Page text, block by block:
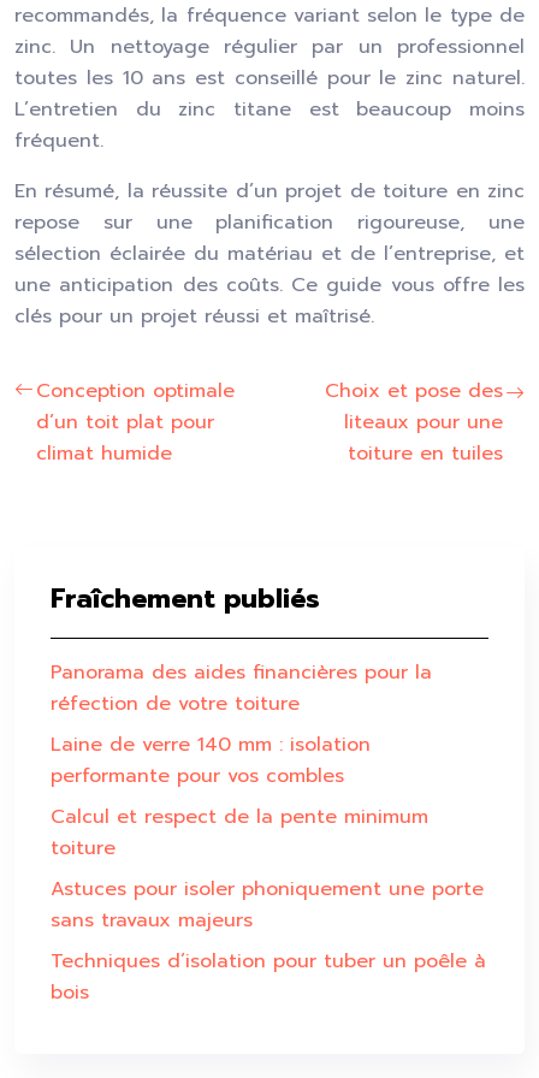
recommandés, la fréquence variant selon le type de
zinc. Un nettoyage régulier par un professionnel
toutes les 10 ans est conseillé pour le zinc naturel.
L’entretien du zinc titane est beaucoup moins
fréquent.
En résumé, la réussite d’un projet de toiture en zinc
repose sur une planification rigoureuse, une
sélection éclairée du matériau et de l’entreprise, et
une anticipation des coûts. Ce guide vous offre les
clés pour un projet réussi et maîtrisé.
Conception optimale
d’un toit plat pour
climat humide
Choix et pose des
liteaux pour une
toiture en tuiles
Fraîchement publiés
Panorama des aides financières pour la
réfection de votre toiture
Laine de verre 140 mm : isolation
performante pour vos combles
Calcul et respect de la pente minimum
toiture
Astuces pour isoler phoniquement une porte
sans travaux majeurs
Techniques d’isolation pour tuber un poêle à
bois